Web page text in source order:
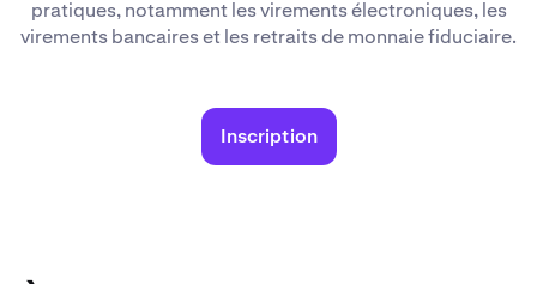
pratiques, notamment les virements électroniques, les
virements bancaires et les retraits de monnaie fiduciaire.
Inscription